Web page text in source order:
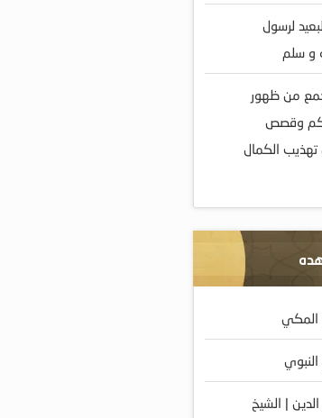
لرسول
و سلم
جمع من ظهور
وقصص
الكمال
المكي
النبوي
| الشيخ